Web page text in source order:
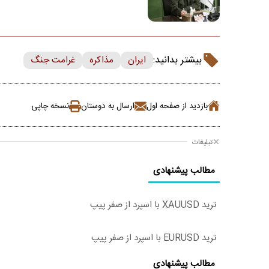
بیشتر بدانید: ایران مذاکره غرامت جنگ
بازدید از صفحه اول ارسال به دوستان نسخه چاپی
تبلیغات
مطالب پیشنهادی
ترید XAUUSD با اسپرد از صفر پیپ
ترید EURUSD با اسپرد از صفر پیپ
مطالب پیشنهادی